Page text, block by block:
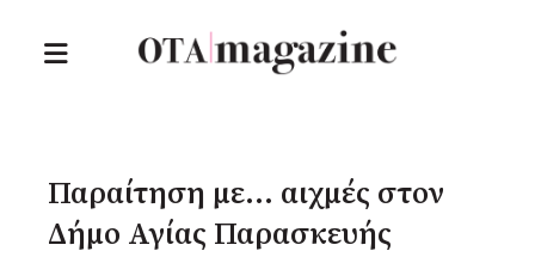
Παραίτηση με… αιχμές στον
Δήμο Αγίας Παρασκευής